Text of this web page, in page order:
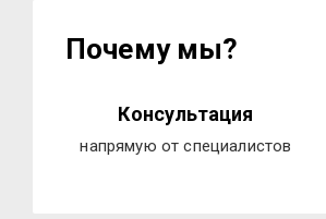
Почему мы?
Консультация
напрямую от специалистов